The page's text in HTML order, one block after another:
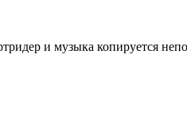
и музыка копируется